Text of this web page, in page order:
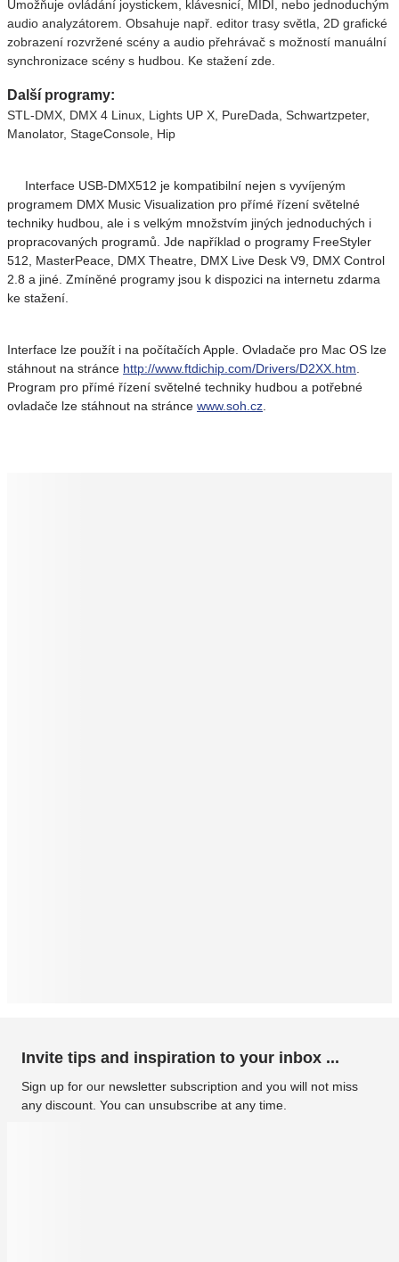
Umožňuje ovládání joystickem, klávesnicí, MIDI, nebo jednoduchým
audio analyzátorem. Obsahuje např. editor trasy světla, 2D grafické
zobrazení rozvržené scény a audio přehrávač s možností manuální
synchronizace scény s hudbou. Ke stažení zde.
Další programy:
STL-DMX, DMX 4 Linux, Lights UP X, PureDada, Schwartzpeter,
Manolator, StageConsole, Hip
Interface USB-DMX512 je kompatibilní nejen s vyvíjeným
programem DMX Music Visualization pro přímé řízení světelné
techniky hudbou, ale i s velkým množstvím jiných jednoduchých i
propracovaných programů. Jde například o programy FreeStyler
512, MasterPeace, DMX Theatre, DMX Live Desk V9, DMX Control
2.8 a jiné. Zmíněné programy jsou k dispozici na internetu zdarma
ke stažení.
Interface lze použít i na počítačích Apple. Ovladače pro Mac OS lze
stáhnout na stránce http://www.ftdichip.com/Drivers/D2XX.htm
Program pro přímé řízení světelné techniky hudbou a potřebné
ovladače lze stáhnout na stránce www.soh.cz
Invite tips and inspiration to your inbox ...
Sign up for our newsletter subscription and you will not miss
any discount. You can unsubscribe at any time.